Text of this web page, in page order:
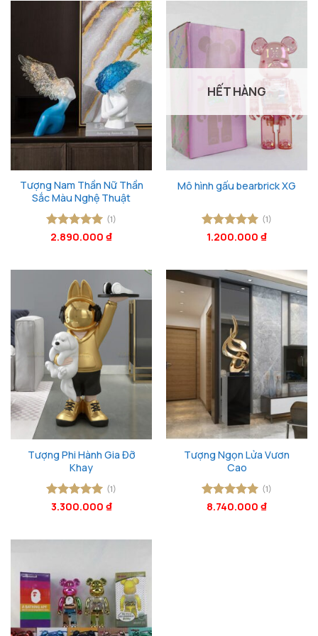
Tượng Nam Thần Nữ Thần
Sắc Màu Nghệ Thuật
Được xếp
(1)
2.890.000 ₫
HẾT HÀNG
Mô hình gấu bearbrick XG
Được xếp
(1)
1.200.000 ₫
Tượng Phi Hành Gia Đỡ
Khay
Được xếp
(1)
3.300.000 ₫
Tượng Ngọn Lửa Vươn
Cao
Được xếp
(1)
8.740.000 ₫